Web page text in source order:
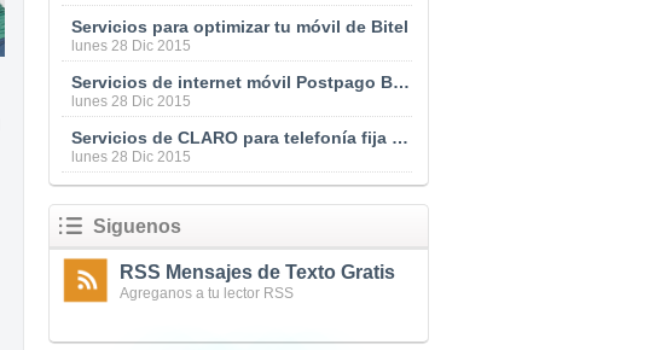
Servicios para optimizar tu móvil de Bitel
lunes 28 Dic 2015
Servicios de internet móvil Postpago BITEL
lunes 28 Dic 2015
Servicios de CLARO para telefonía fija en Perú
lunes 28 Dic 2015
Siguenos
RSS Mensajes de Texto Gratis
Agreganos a tu lector RSS